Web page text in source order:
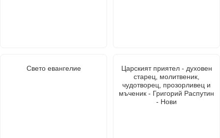
Свето евангелие
Царският приятел - духовен
старец, молитвеник,
чудотворец, прозорливец и
мъченик - Григорий Распутин
- Нови